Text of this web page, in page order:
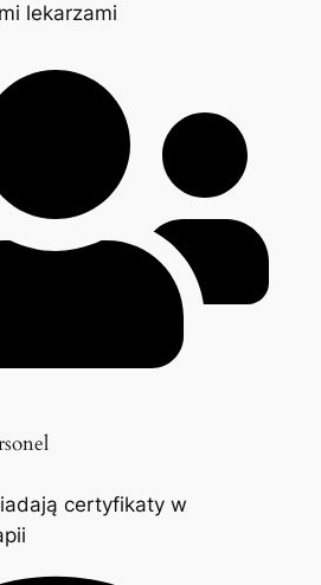
lekarzami
certyfikaty w